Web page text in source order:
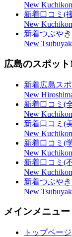
New
新着口コミ(
New
新着つぶや
New
広島のスポット
新着広島スポ
New
新着口コミ(
New
新着口コミ(
New
新着口コミ(
New
新着口コミ(
New
新着つぶや
New
メインメニュー
トップページ